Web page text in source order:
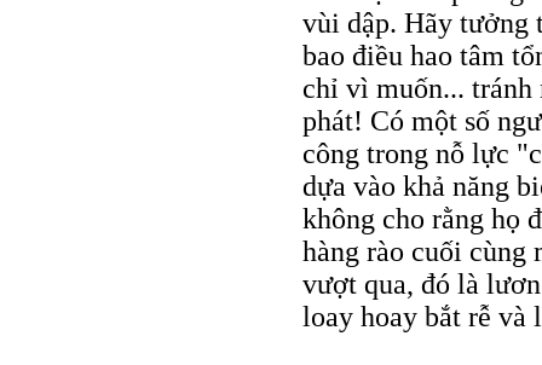
vùi dập. Hãy tưởng
bao điều hao tâm
chỉ vì muốn... tránh
phát! Có một số
công trong nỗ lực
dựa vào khả năng
không cho rằng họ
hàng rào cuối cùng
vượt qua, đó là
loay hoay bắt rễ